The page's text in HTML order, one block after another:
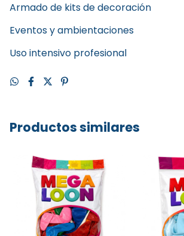
Armado de kits de decoración
Eventos y ambientaciones
Uso intensivo profesional
Productos similares